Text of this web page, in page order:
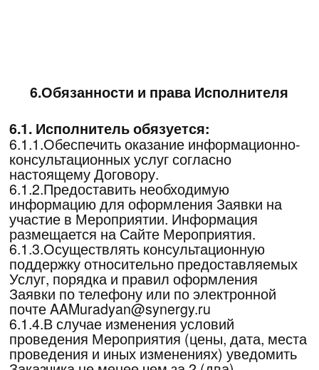
(путем связи с представителем продаж
Исполнителя и/или направление письма на
согласно п.4.2 настоящего Договора. В
случае передачи права на участие в
Мероприятии третьему лицу, на такое лицо
также распространяются условия
настоящего Договора.
7.1.5.Посещать все дни, когда проводиться
оплаченное Заказчиком Мероприятие, а
также выполнять и представлять
Исполнителю для проверки задания до
начала следующего дня Мероприятия в том
случае, если Мероприятие предполагает
необходимость выполнения такого задания.
В случаях, когда это предусмотрено
условиями Мероприятия, предоставление
выполненного задания является
обязательным условием допуска Заказчика к
участию в следующем дне проведения
Мероприятия.
7.1.6.В случае если условиями конкретного
Мероприятия допускается изменение места
(города), где Заказчик планировал посетить
Мероприятие лично или изменение формата
участия с онлайн на личное в другом городе
или Москве, Заказчик должен уведомить